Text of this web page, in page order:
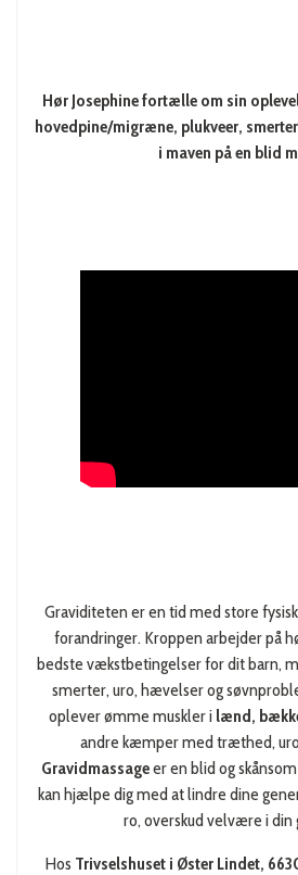
Hør Josephine fortælle om sin
hovedpine/migræne, plukveer,
i maven på en blid
Graviditeten er en tid med store
forandringer. Kroppen arbejder på
bedste vækstbetingelser for dit barn,
smerter, uro, hævelser og
oplever ømme muskler i lænd,
andre kæmper med træthed,
Gravidmassageer en blid og
kan hjælpe dig med at lindre dine
ro, overskud velvære i din
Hos Trivselshuset i Øster Lindet,